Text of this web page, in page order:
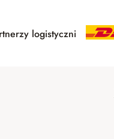
logistyczni